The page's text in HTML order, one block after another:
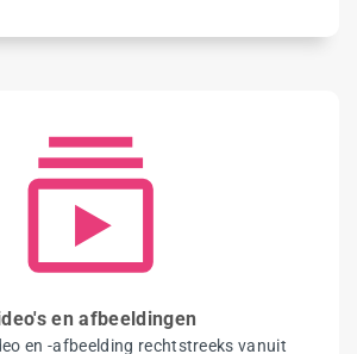
en afbeeldingen
en -afbeelding rechtstreeks vanuit